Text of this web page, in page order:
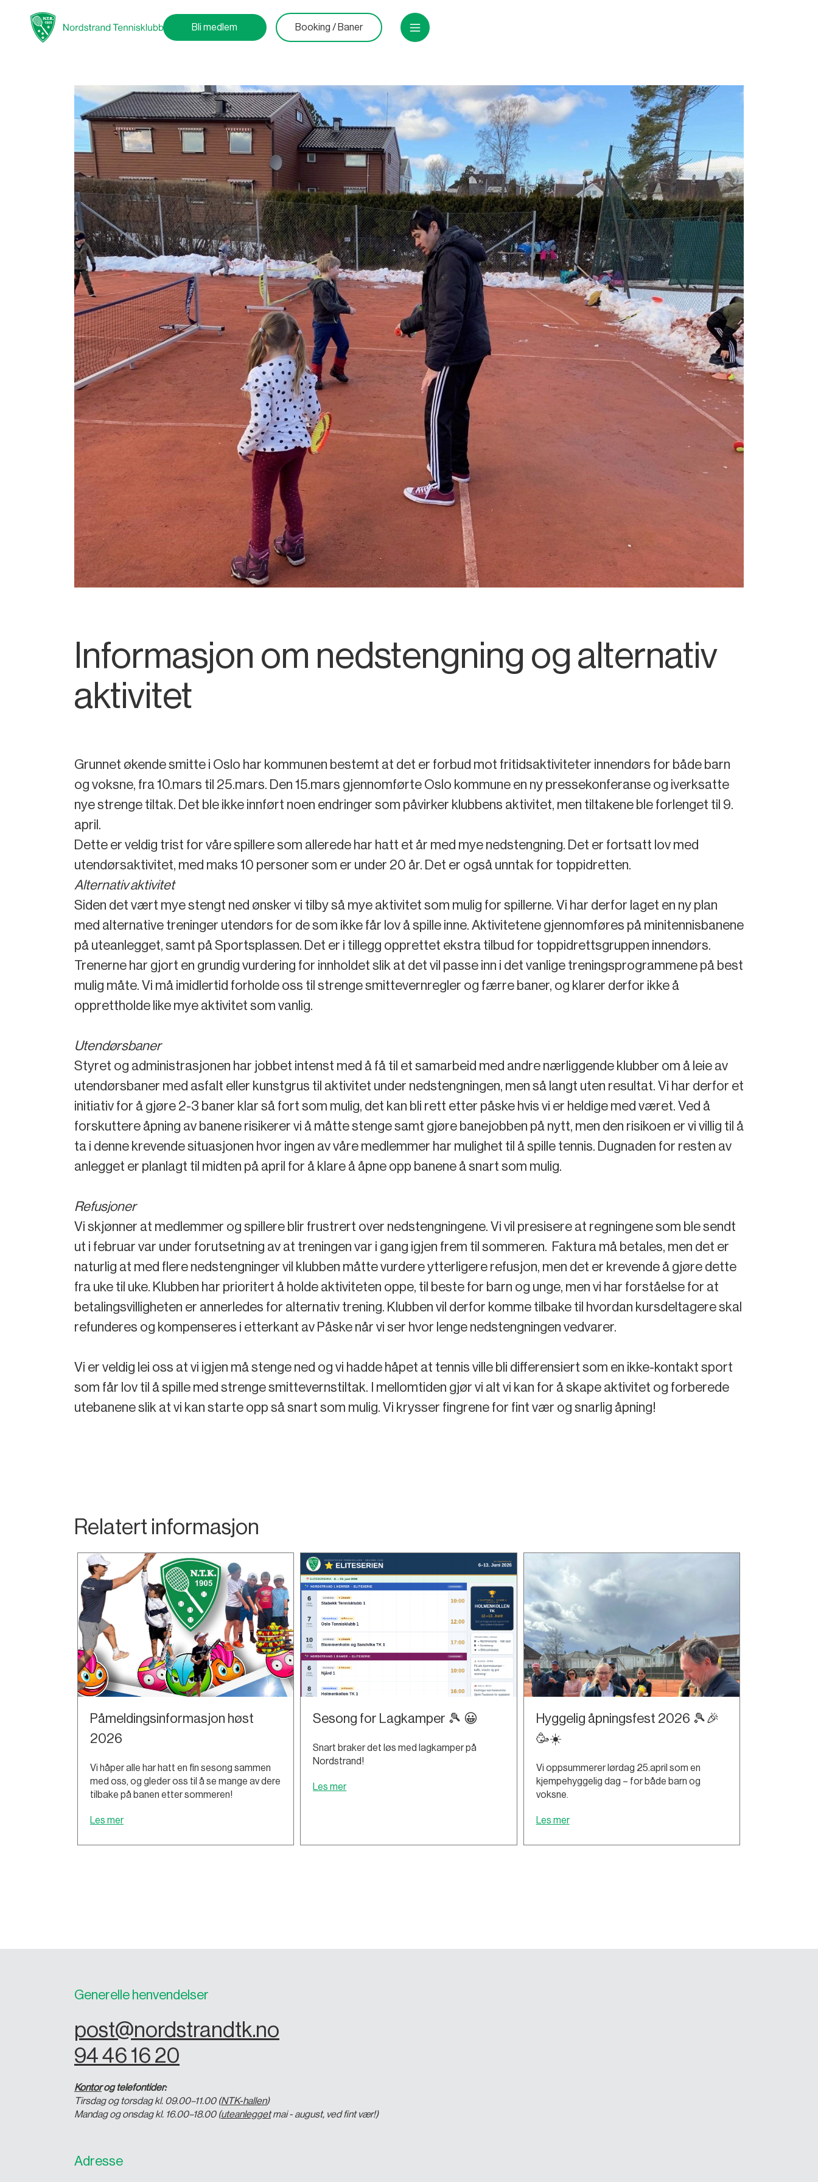
Bli medlem Booking / Baner
Informasjon om nedstengning og alternativ
aktivitet
Grunnet økende smitte i Oslo har kommunen bestemt at det er forbud mot fritidsaktiviteter innendørs for både barn
og voksne, fra 10.mars til 25.mars. Den 15.mars gjennomførte Oslo kommune en ny pressekonferanse og iverksatte
nye strenge tiltak. Det ble ikke innført noen endringer som påvirker klubbens aktivitet, men tiltakene ble forlenget til 9.
april.
Dette er veldig trist for våre spillere som allerede har hatt et år med mye nedstengning. Det er fortsatt lov med
utendørsaktivitet, med maks 10 personer som er under 20 år. Det er også unntak for toppidretten.
Alternativ aktivitet
Siden det vært mye stengt ned ønsker vi tilby så mye aktivitet som mulig for spillerne. Vi har derfor laget en ny plan
med alternative treninger utendørs for de som ikke får lov å spille inne. Aktivitetene gjennomføres på minitennisbanene
på uteanlegget, samt på Sportsplassen. Det er i tillegg opprettet ekstra tilbud for toppidrettsgruppen innendørs.
Trenerne har gjort en grundig vurdering for innholdet slik at det vil passe inn i det vanlige treningsprogrammene på best
mulig måte. Vi må imidlertid forholde oss til strenge smittevernregler og færre baner, og klarer derfor ikke å
opprettholde like mye aktivitet som vanlig.
Utendørsbaner
Styret og administrasjonen har jobbet intenst med å få til et samarbeid med andre nærliggende klubber om å leie av
utendørsbaner med asfalt eller kunstgrus til aktivitet under nedstengningen, men så langt uten resultat. Vi har derfor et
initiativ for å gjøre 2-3 baner klar så fort som mulig, det kan bli rett etter påske hvis vi er heldige med været. Ved å
forskuttere åpning av banene risikerer vi å måtte stenge samt gjøre banejobben på nytt, men den risikoen er vi villig til å
ta i denne krevende situasjonen hvor ingen av våre medlemmer har mulighet til å spille tennis. Dugnaden for resten av
anlegget er planlagt til midten på april for å klare å åpne opp banene å snart som mulig.
Refusjoner
Vi skjønner at medlemmer og spillere blir frustrert over nedstengningene. Vi vil presisere at regningene som ble sendt
ut i februar var under forutsetning av at treningen var i gang igjen frem til sommeren. Faktura må betales, men det er
naturlig at med flere nedstengninger vil klubben måtte vurdere ytterligere refusjon, men det er krevende å gjøre dette
fra uke til uke. Klubben har prioritert å holde aktiviteten oppe, til beste for barn og unge, men vi har forståelse for at
betalingsvilligheten er annerledes for alternativ trening. Klubben vil derfor komme tilbake til hvordan kursdeltagere skal
refunderes og kompenseres i etterkant av Påske når vi ser hvor lenge nedstengningen vedvarer.
Vi er veldig lei oss at vi igjen må stenge ned og vi hadde håpet at tennis ville bli differensiert som en ikke-kontakt sport
som får lov til å spille med strenge smittevernstiltak. I mellomtiden gjør vi alt vi kan for å skape aktivitet og forberede
utebanene slik at vi kan starte opp så snart som mulig. Vi krysser fingrene for fint vær og snarlig åpning!
Relatert informasjon
Påmeldingsinformasjon høst
2026
Vi håper alle har hatt en fin sesong sammen
med oss, og gleder oss til å se mange av dere
tilbake på banen etter sommeren!
Les mer
Sesong for Lagkamper 🎾 😀
Snart braker det løs med lagkamper på
Nordstrand!
Les mer
Hyggelig åpningsfest 2026 🎾🎉
🥳☀️
Vi oppsummerer lørdag 25.april som en
kjempehyggelig dag – for både barn og
voksne.
Les mer
Generelle henvendelser
post@nordstrandtk.no
94 46 16 20
Kontorog telefontider:
Tirsdag og torsdag kl. 09.00–11.00 (NTK-hallen)
Mandag og onsdag kl. 16.00–18.00 (uteanleggetmai - august, ved fint vær!)
Adresse